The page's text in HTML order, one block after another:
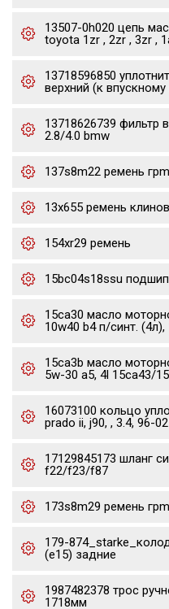
13507-0h020 цепь
toyota 1zr , 2zr , 3zr ,
13718596850
верхний (к
13718626739 фильтр
2.8/4.0 bmw
137s8m22 ремень грm
13x655 ремень
154xr29 ремень
15bc04s18ssu
15ca30 масло
10w40 b4 п/синт.
15ca3b масло
5w-30 a5, 4l 15ca43/
16073100 кольцо
prado ii, j90, , 3.4, 96-02
17129845173 шланг
f22/f23/f87
173s8m29 ремень
179-
(e15) задние
1987482378 трос
1718мм